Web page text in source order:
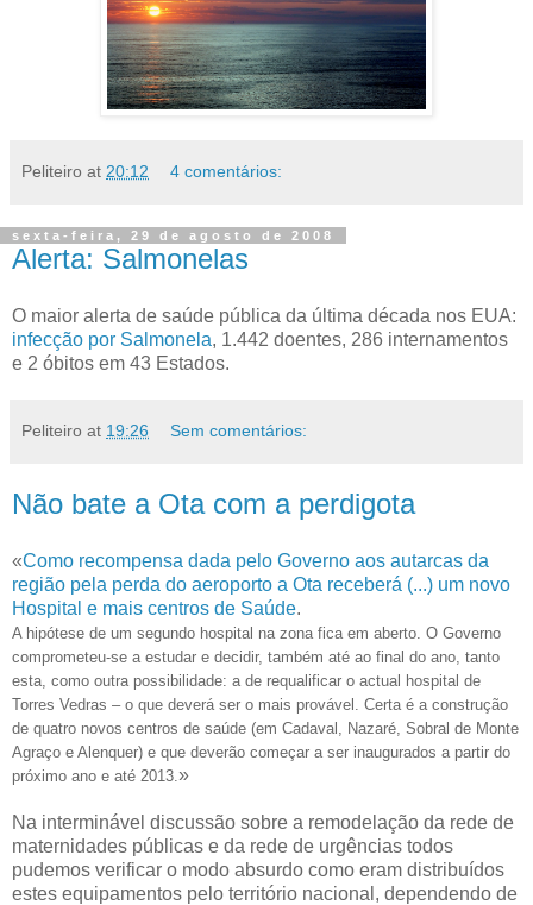
Peliteiro at 20:12 4 comentários:
sexta-feira, 29 de agosto de 2008
Alerta: Salmonelas
O maior alerta de saúde pública da última década nos EUA:
infecção por Salmonela, 1.442 doentes, 286 internamentos
e 2 óbitos em 43 Estados.
Peliteiro at 19:26 Sem comentários:
Não bate a Ota com a perdigota
«Como recompensa dada pelo Governo aos autarcas da
região pela perda do aeroporto a Ota receberá (...) um novo
Hospital e mais centros de Saúde.
A hipótese de um segundo hospital na zona fica em aberto. O Governo
comprometeu-se a estudar e decidir, também até ao final do ano, tanto
esta, como outra possibilidade: a de requalificar o actual hospital de
Torres Vedras – o que deverá ser o mais provável. Certa é a construção
de quatro novos centros de saúde (em Cadaval, Nazaré, Sobral de Monte
Agraço e Alenquer) e que deverão começar a ser inaugurados a partir do
próximo ano e até 2013. »
Na interminável discussão sobre a remodelação da rede de
maternidades públicas e da rede de urgências todos
pudemos verificar o modo absurdo como eram distribuídos
estes equipamentos pelo território nacional, dependendo de